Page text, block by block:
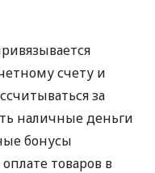
счету и
за
наличные деньги
бонусы
товаров в